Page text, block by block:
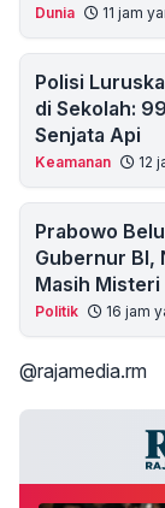
Dunia 11 jam
Polisi
di Sekolah:
Senjata Api
Keamanan 12
Prabowo
Gubernur BI,
Masih Misteri
Politik 16 jam
@rajamedia.rm